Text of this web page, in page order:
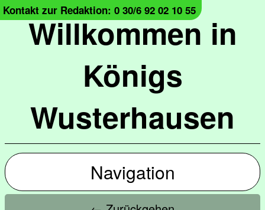
Willkommen in
Königs
Wusterhausen
Kontakt zur Redaktion: 0 30/6 92 02 10 55
Navigation